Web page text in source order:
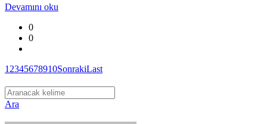
Devamını oku
0
0
1 2345678910SonrakiLast
Ara